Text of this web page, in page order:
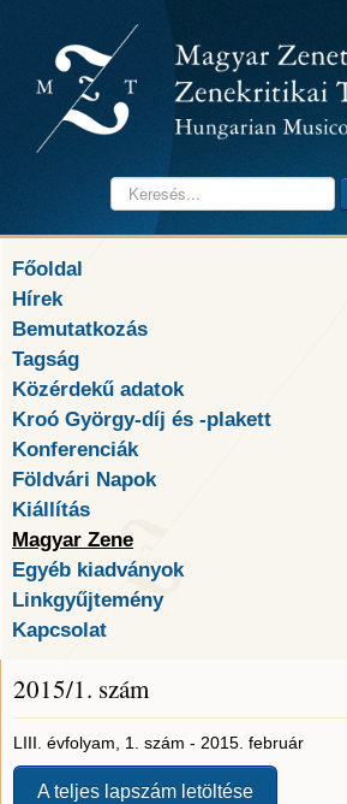
Keresés...
Főoldal
Hírek
Bemutatkozás
Tagság
Közérdekű adatok
Kroó György-díj és -plakett
Konferenciák
Földvári Napok
Kiállítás
Magyar Zene
Egyéb kiadványok
Linkgyűjtemény
Kapcsolat
2015/1. szám
LIII. évfolyam, 1. szám - 2015. február
A teljes lapszám letöltése